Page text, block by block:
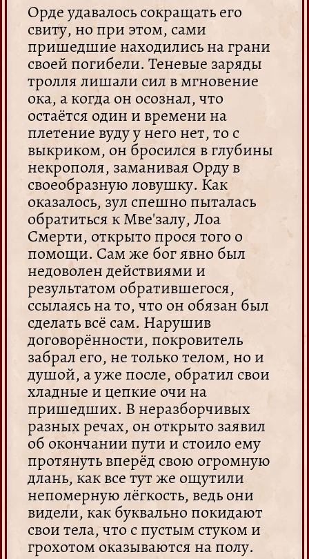
Орде удавалось сокращать его
свиту, но при этом, сами
пришедшие находились на грани
своей погибели. Теневые заряды
тролля лишали сил в мгновение
ока, а когда он осознал, что
остаётся один и времени на
плетение вуду у него нет, то с
выкриком, он бросился в глубины
некрополя, заманивая Орду в
своеобразную ловушку. Как
оказалось, зул спешно пыталась
обратиться к Мве'залу, Лоа
Смерти, открыто прося того о
помощи. Сам же бог явно был
недоволен действиями и
результатом обратившегося,
ссылаясь на то, что он обязан был
сделать всё сам. Нарушив
договорённости, покровитель
забрал его, не только телом, но и
душой, а уже после, обратил свои
хладные и цепкие очи на
пришедших. В неразборчивых
разных речах, он открыто заявил
об окончании пути и стоило ему
протянуть вперёд свою огромную
длань, как все тут же ощутили
непомерную лёгкость, ведь они
видели, как буквально покидают
свои тела, что с пустым стуком и
грохотом оказываются на полу.